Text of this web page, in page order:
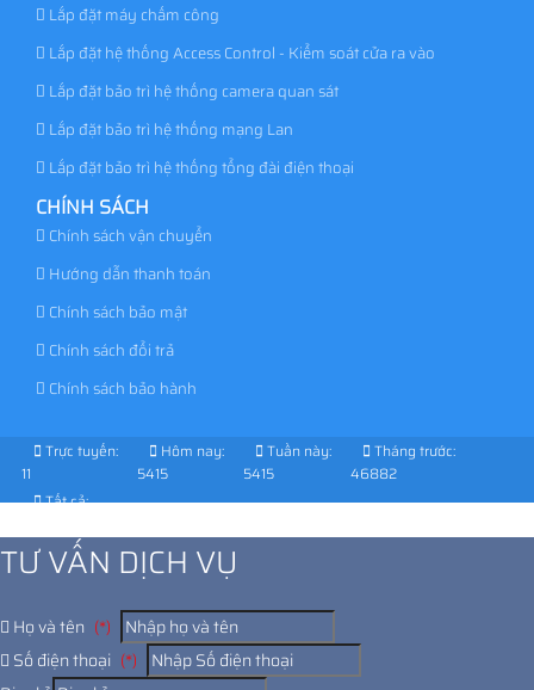
Lắp đặt máy chấm công
Lắp đặt hệ thống Access Control - Kiểm soát cửa ra vào
Lắp đặt bảo trì hệ thống camera quan sát
Lắp đặt bảo trì hệ thống mạng Lan
Lắp đặt bảo trì hệ thống tổng đài điện thoại
CHÍNH SÁCH
Chính sách vận chuyển
Hướng dẫn thanh toán
Chính sách bảo mật
Chính sách đổi trả
Chính sách bảo hành
Trực tuyến:
11
Hôm nay:
5415
Tuần này:
5415
Tháng trước:
46882
Tất cả:
TƯ VẤN DỊCH VỤ
Họ và tên (*)
Số điện thoại (*)